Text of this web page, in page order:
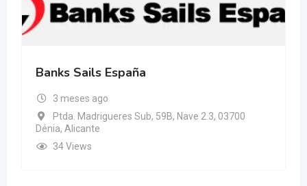
Banks Sails España
3 meses ago
Ptda. Madrigueres Sub, 59B, Nave 2.3, 03700
Dénia, Alicante
34 Views